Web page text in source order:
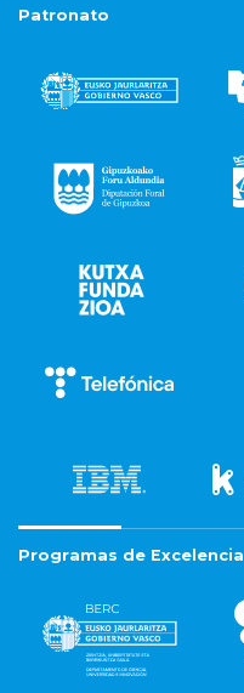
Patronato
Programas de Excelencia